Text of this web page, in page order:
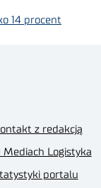
14 procent
z redakcją
Mediach Logistyka
portalu